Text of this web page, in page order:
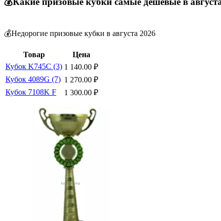
💰Недорогие призовые кубки в августа 2026
Товар
Цена
Кубок K745C (3) 1 140.00 ₽
Кубок 4089G (7) 1 270.00 ₽
Кубок 7108K F
1 300.00 ₽